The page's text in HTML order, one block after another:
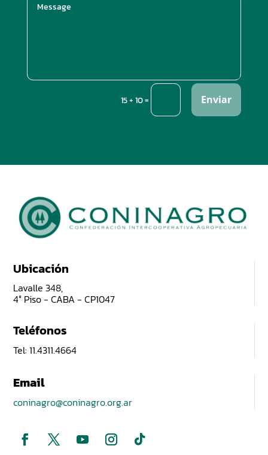
15 + 10= Enviar
Ubicación
Lavalle 348,
4° Piso - CABA - CP1047
Teléfonos
Tel: 11.4311.4664
Email
coninagro@coninagro.org.ar